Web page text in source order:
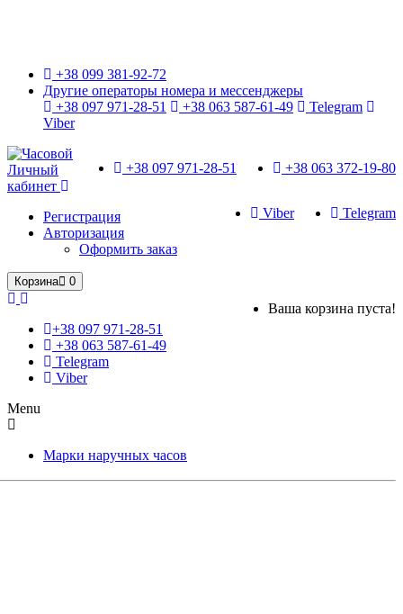
+38 099 381-92-72
Другие операторы номера и мессенджеры
+38 097 971-28-51
+38 063 587-61-49
Telegram
Viber
+38 063 372-19-80
+38 097 971-28-51
Telegram
Viber
Личный
кабинет
Регистрация
Авторизация
Оформить заказ
Корзина 0
Ваша корзина пуста!
+38 097 971-28-51
+38 063 587-61-49
Telegram
Viber
Menu
Марки наручных часов